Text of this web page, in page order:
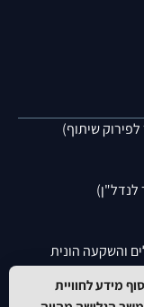
שיתוף)
לנדל"ן)
מידע לחוויית